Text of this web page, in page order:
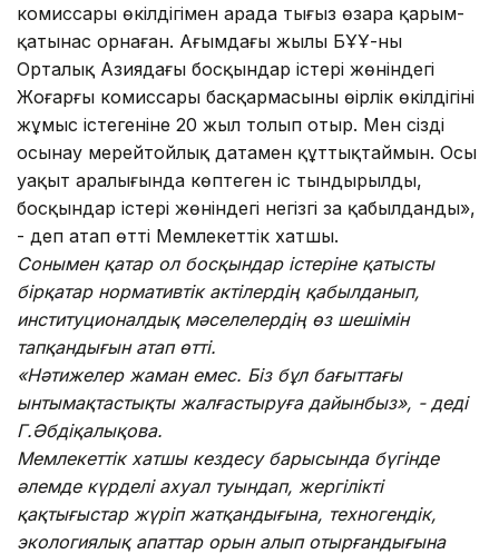
комиссары өкілдігімен арада тығыз өзара қарым-
қатынас орнаған. Ағымдағы жылы БҰҰ-ның
Орталық Азиядағы босқындар істері жөніндегі
Жоғарғы комиссары басқармасының өңірлік өкілдігінің
жұмыс істегеніне 20 жыл толып отыр. Мен сізді
осынау мерейтойлық датамен құттықтаймын. Осы
уақыт аралығында көптеген іс тындырылды,
босқындар істері жөніндегі негізгі заң қабылданды»,
- деп атап өтті Мемлекеттік хатшы.
Сонымен қатар ол босқындар істеріне қатысты
бірқатар нормативтік актілердің қабылданып,
институционалдық мәселелердің өз шешімін
тапқандығын атап өтті.
«Нәтижелер жаман емес. Біз бұл бағыттағы
ынтымақтастықты жалғастыруға дайынбыз», - деді
Г.Әбдіқалықова.
Мемлекеттік хатшы кездесу барысында бүгінде
әлемде күрделі ахуал туындап, жергілікті
қақтығыстар жүріп жатқандығына, техногендік,
экологиялық апаттар орын алып отырғандығына